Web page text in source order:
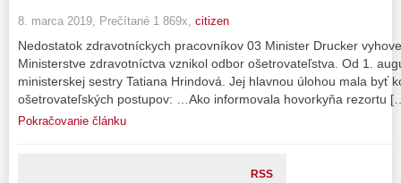
8. marca 2019, Prečítané 1 869x, citizen
Nedostatok zdravotníckych pracovníkov 03 Minister Drucker
Ministerstve zdravotníctva vznikol odbor ošetrovateľstva. Od 1.
ministerskej sestry Tatiana Hrindová. Jej hlavnou úlohou mala byť
ošetrovateľských postupov: …Ako informovala hovorkyňa rezortu
Pokračovanie článku
RSS